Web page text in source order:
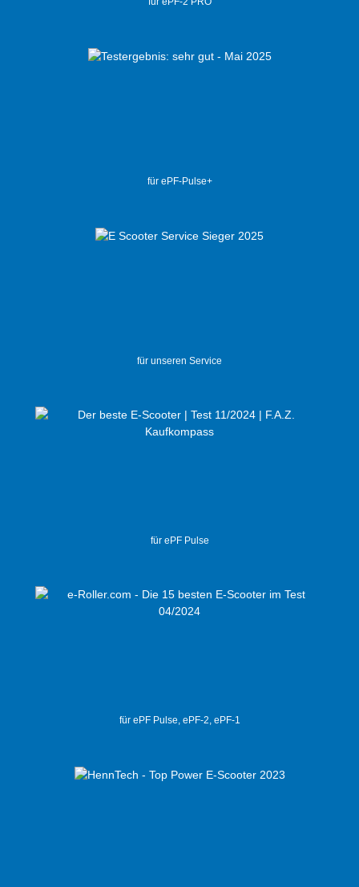
für ePF-Pulse+
für unseren Service
für ePF Pulse
für ePF Pulse, ePF-2, ePF-1